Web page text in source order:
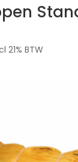
21% BTW